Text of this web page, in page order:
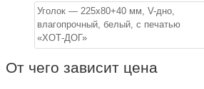
Уголок — 225х80+40 мм, V-дно,
влагопрочный, белый, с печатью
«ХОТ-ДОГ»
От чего зависит цена